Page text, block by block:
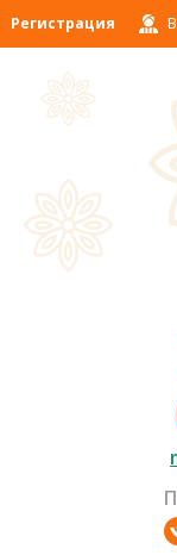
Регистрация